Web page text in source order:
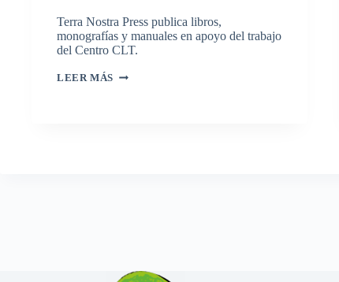
Terra Nostra Press publica libros,
monografías y manuales en apoyo del trabajo
del Centro CLT.
LEER MÁS CATÁLOGO